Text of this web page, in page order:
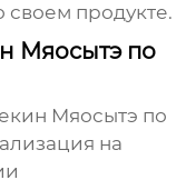
продукте.
Мяосытэ по
Мяосытэ по
на